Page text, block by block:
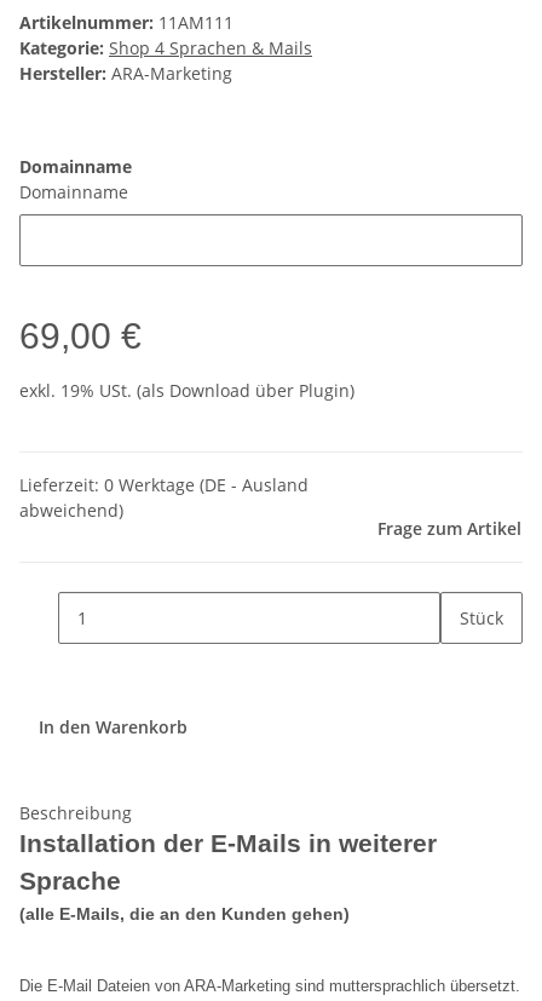
Artikelnummer: 11AM111
Kategorie: Shop 4 Sprachen & Mails
Hersteller: ARA-Marketing
Domainname
Domainname
69,00 €
exkl. 19% USt. (als Download über Plugin)
Lieferzeit: 0 Werktage (DE - Ausland
abweichend)
Frage zum Artikel
Stück
In den Warenkorb
Beschreibung
Installation der E-Mails in weiterer
Sprache
(alle E-Mails, die an den Kunden gehen)
Die E-Mail Dateien von ARA-Marketing sind muttersprachlich übersetzt.